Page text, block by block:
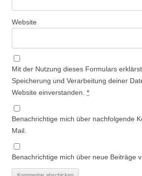
Website
Mit der Nutzung dieses Formulars
Speicherung und Verarbeitung deiner
Website einverstanden. *
Benachrichtige mich über nachfolgende
Mail.
Benachrichtige mich über neue Beiträge